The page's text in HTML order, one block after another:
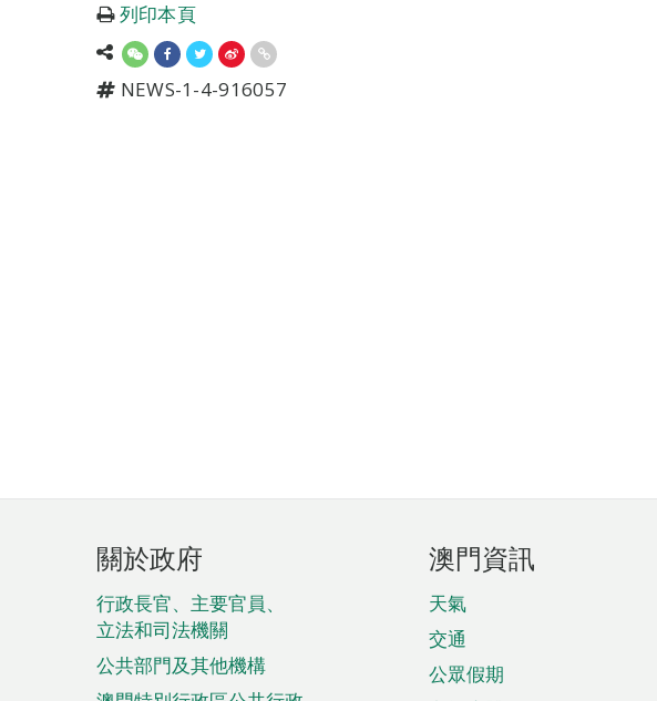
列印本頁
NEWS-1-4-916057
頁
腳
菜
單
關於政府
行政長官、主要官員、
立法和司法機關
公共部門及其他機構
澳門資訊
天氣
交通
公眾假期